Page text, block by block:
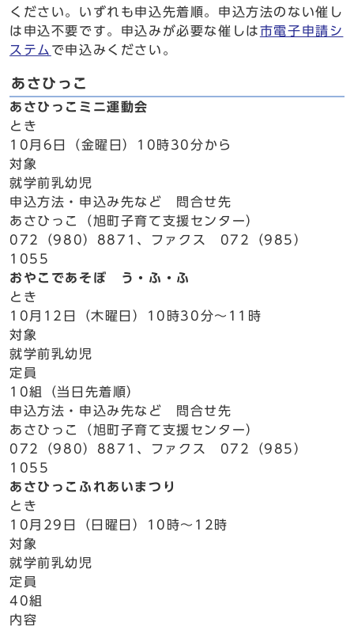
ください。いずれも申込先着順。申込方法のない催し
は申込不要です。申込みが必要な催しは市電子申請シ
ステム で申込みください。
あさひっこ
あさひっこミニ運動会
とき
10月6日（金曜日）10時30分から
対象
就学前乳幼児
申込方法・申込み先など 問合せ先
あさひっこ（旭町子育て支援センター）
072（980）8871、ファクス 072（985）
1055
おやこであそぼ う・ふ・ふ
とき
10月12日（木曜日）10時30分～11時
対象
就学前乳幼児
定員
10組（当日先着順）
申込方法・申込み先など 問合せ先
あさひっこ（旭町子育て支援センター）
072（980）8871、ファクス 072（985）
1055
あさひっこふれあいまつり
とき
10月29日（日曜日）10時～12時
対象
就学前乳幼児
定員
40組
内容